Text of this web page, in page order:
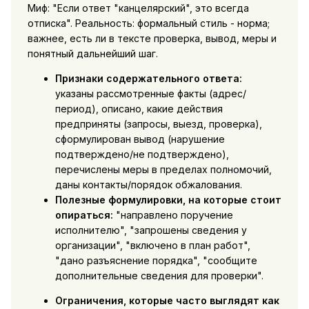
Миф: "Если ответ "канцелярский", это всегда
отписка". Реальность: формальный стиль - норма;
важнее, есть ли в тексте проверка, вывод, меры и
понятный дальнейший шаг.
Признаки содержательного ответа:
указаны рассмотренные факты (адрес/
период), описано, какие действия
предприняты (запросы, выезд, проверка),
сформулирован вывод (нарушение
подтверждено/не подтверждено),
перечислены меры в пределах полномочий,
даны контакты/порядок обжалования.
Полезные формулировки, на которые стоит
опираться: "направлено поручение
исполнителю", "запрошены сведения у
организации", "включено в план работ",
"дано разъяснение порядка", "сообщите
дополнительные сведения для проверки".
Ограничения, которые часто выглядят как